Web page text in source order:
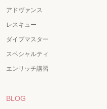
アドヴァンス
レスキュー
ダイブマスター
スペシャルティ
エンリッチ講習
BLOG